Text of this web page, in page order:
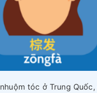
tóc ở Trung